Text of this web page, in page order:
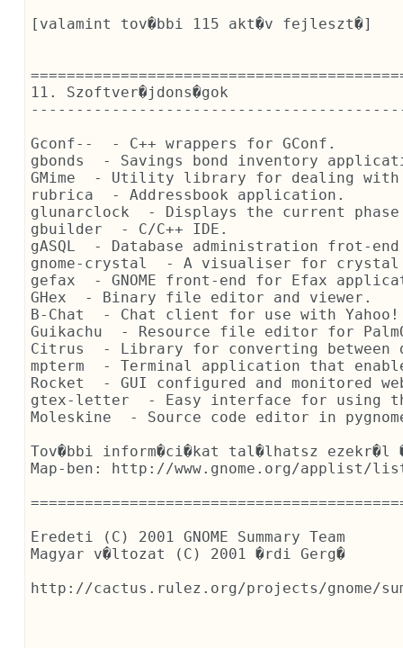
[valamint tov�bbi 115 akt�v fejleszt�]
11. Szoftver�jdons�gok
Gconf--  - C++ wrappers for GConf.
gbonds  - Savings bond inventory
GMime  - Utility library for dealing with
rubrica  - Addressbook application.
glunarclock  - Displays the current phase
gbuilder  - C/C++ IDE.
gASQL  - Database administration frot-end
gnome-crystal  - A visualiser for
gefax  - GNOME front-end for Efax
GHex  - Binary file editor and viewer.
B-Chat  - Chat client for use with Yahoo!
Guikachu  - Resource file editor for
Citrus  - Library for converting
mpterm  - Terminal application that
Rocket  - GUI configured and monitored
gtex-letter  - Easy interface for using
Moleskine  - Source code editor in
Tov�bbi inform�ci�kat tal�lhatsz ezekr�l �s
Map-ben: http://www.gnome.org/applist/
Eredeti (C) 2001 GNOME Summary Team
Magyar v�ltozat (C) 2001 �rdi Gerg�
http://cactus.rulez.org/projects/gnome/